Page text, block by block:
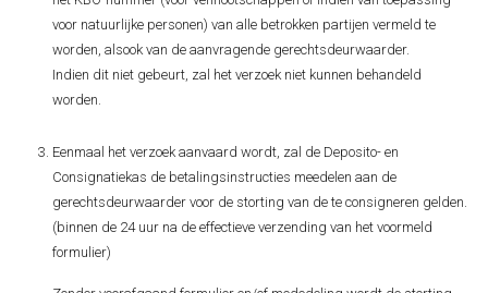
voor natuurlijke personen) van alle betrokken partijen vermeld te
worden, alsook van de aanvragende gerechtsdeurwaarder.
Indien dit niet gebeurt, zal het verzoek niet kunnen behandeld
worden.
Eenmaal het verzoek aanvaard wordt, zal de Deposito- en
Consignatiekas de betalingsinstructies meedelen aan de
gerechtsdeurwaarder voor de storting van de te consigneren gelden.
(binnen de 24 uur na de effectieve verzending van het voormeld
formulier)